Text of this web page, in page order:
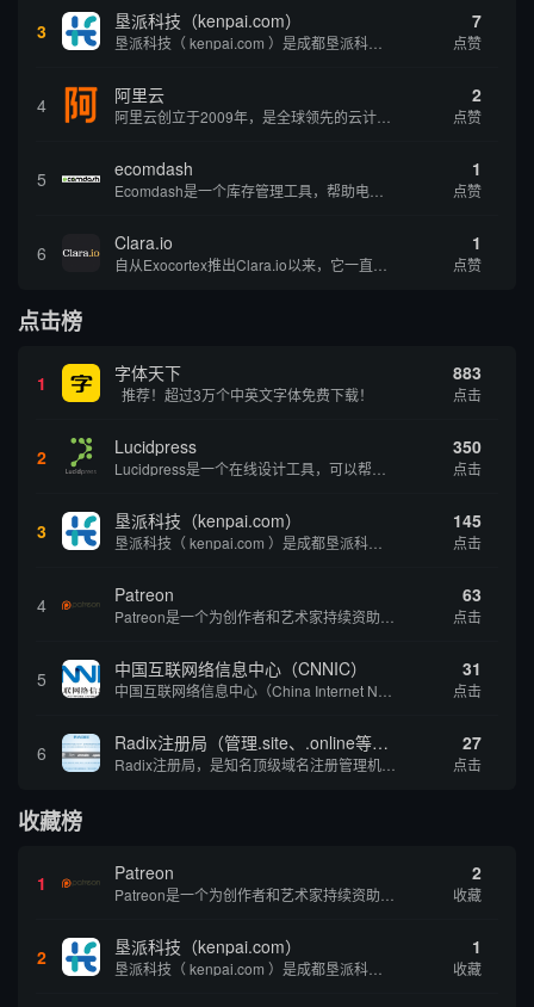
3 垦派科技（kenpai.com） 7
点赞
4 阿里云 2
点赞
5 ecomdash 1
点赞
6 Clara.io 1
点赞
点击榜
1 字体天下
推荐！超过3万个中英文字体免费下载！
883
点击
2 Lucidpress 350
点击
3 垦派科技（kenpai.com） 145
点击
4 Patreon 63
点击
5 中国互联网络信息中心（CNNIC） 31
点击
6 Radix注册局（管理.site、.online等顶级域名） 27
点击
收藏榜
1 Patreon 2
收藏
2 垦派科技（kenpai.com） 1
收藏